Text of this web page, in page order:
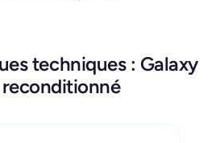
techniques : Galaxy
reconditionné